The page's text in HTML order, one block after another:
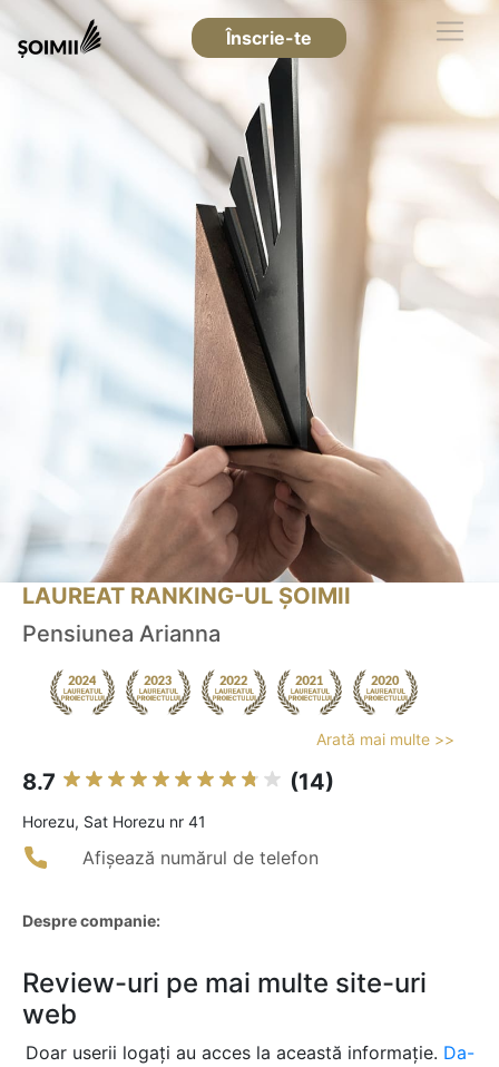
Înscrie-te
LAUREAT RANKING-UL ȘOIMII
Pensiunea Arianna
Arată mai multe >>
8.7 (14)
Horezu, Sat Horezu nr 41
Afișează numărul de telefon
Despre companie:
Review-uri pe mai multe site-uri
web
Doar userii logați au acces la această informație. Da-